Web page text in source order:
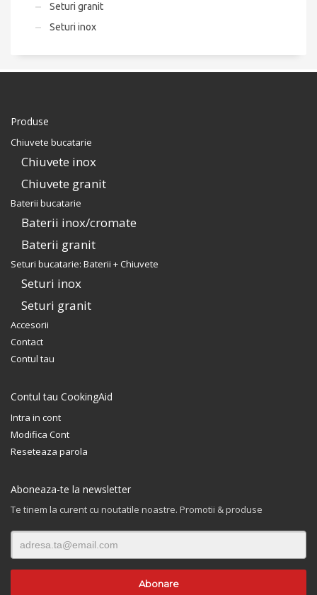
Seturi granit
Seturi inox
Produse
Chiuvete bucatarie
Chiuvete inox
Chiuvete granit
Baterii bucatarie
Baterii inox/cromate
Baterii granit
Seturi bucatarie: Baterii + Chiuvete
Seturi inox
Seturi granit
Accesorii
Contact
Contul tau
Contul tau CookingAid
Intra in cont
Modifica Cont
Reseteaza parola
Aboneaza-te la newsletter
Te tinem la curent cu noutatile noastre. Promotii & produse